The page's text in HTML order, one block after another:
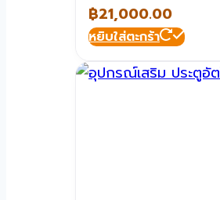
฿21,000.00
หยิบใส่ตะกร้า